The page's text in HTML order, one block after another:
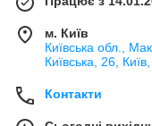
м. Київ
Київська обл.,
Київська, 26,
Контакти